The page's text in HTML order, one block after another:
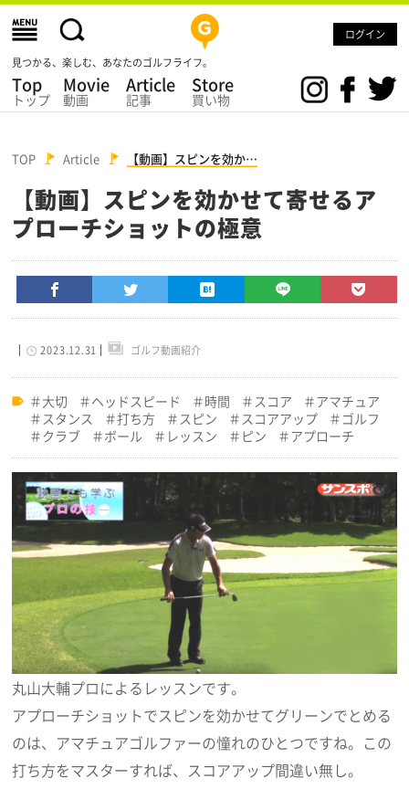
ログイン
見つかる、楽しむ、あなたのゴルフライフ。
Top
トップ
Movie
動画
Article
記事
Store
買い物
TOP Article 【動画】スピンを効か…
【動画】スピンを効かせて寄せるア
プローチショットの極意
2023.12.31 ゴルフ動画紹介
大切 ヘッドスピード 時間 スコア
アマチュア
スタンス
打ち方 スピン スコアアップ
ゴルフ
クラブ
ボール レッスン ピン アプローチ
丸山大輔プロによるレッスンです。
アプローチショットでスピンを効かせてグリーンでとめる
のは、アマチュアゴルファーの憧れのひとつですね。この
打ち方をマスターすれば、スコアアップ間違い無し。